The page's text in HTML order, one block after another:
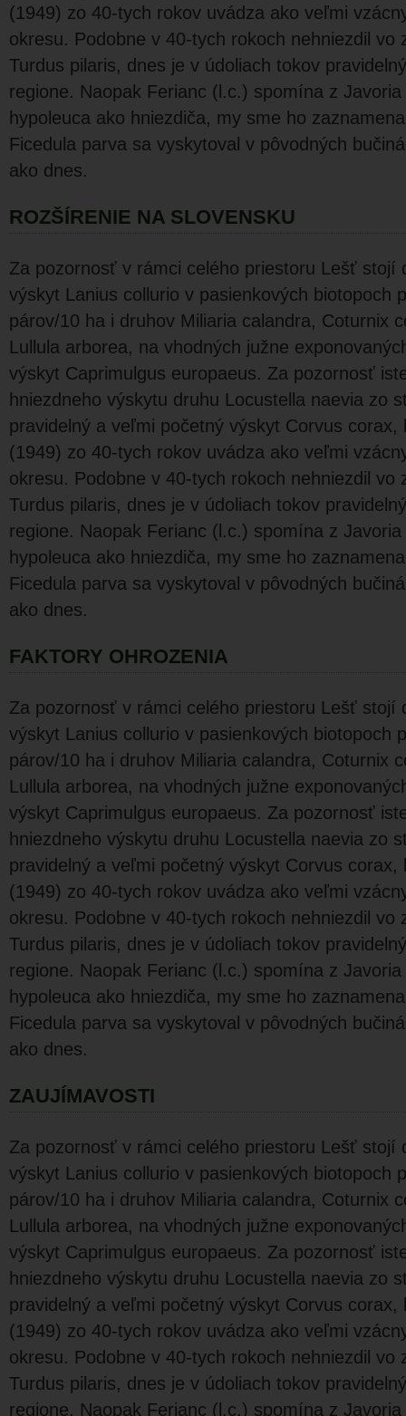
(1949) zo 40-tych rokov uvádza ako veľmi
okresu. Podobne v 40-tych rokoch nehniezdil vo
Turdus pilaris, dnes je v údoliach tokov
regione. Naopak Ferianc (l.c.) spomína z
hypoleuca ako hniezdiča, my sme ho
Ficedula parva sa vyskytoval v pôvodných
ako dnes.
ROZŠÍRENIE NA SLOVENSKU
Za pozornosť v rámci celého priestoru Lešť stojí
výskyt Lanius collurio v pasienkových biotopoch
párov/10 ha i druhov Miliaria calandra, Coturnix
Lullula arborea, na vhodných južne
výskyt Caprimulgus europaeus. Za pozornosť
hniezdneho výskytu druhu Locustella naevia zo
pravidelný a veľmi početný výskyt Corvus corax,
(1949) zo 40-tych rokov uvádza ako veľmi
okresu. Podobne v 40-tych rokoch nehniezdil vo
Turdus pilaris, dnes je v údoliach tokov
regione. Naopak Ferianc (l.c.) spomína z
hypoleuca ako hniezdiča, my sme ho
Ficedula parva sa vyskytoval v pôvodných
ako dnes.
FAKTORY OHROZENIA
Za pozornosť v rámci celého priestoru Lešť stojí
výskyt Lanius collurio v pasienkových biotopoch
párov/10 ha i druhov Miliaria calandra, Coturnix
Lullula arborea, na vhodných južne
výskyt Caprimulgus europaeus. Za pozornosť
hniezdneho výskytu druhu Locustella naevia zo
pravidelný a veľmi početný výskyt Corvus corax,
(1949) zo 40-tych rokov uvádza ako veľmi
okresu. Podobne v 40-tych rokoch nehniezdil vo
Turdus pilaris, dnes je v údoliach tokov
regione. Naopak Ferianc (l.c.) spomína z
hypoleuca ako hniezdiča, my sme ho
Ficedula parva sa vyskytoval v pôvodných
ako dnes.
ZAUJÍMAVOSTI
Za pozornosť v rámci celého priestoru Lešť stojí
výskyt Lanius collurio v pasienkových biotopoch
párov/10 ha i druhov Miliaria calandra, Coturnix
Lullula arborea, na vhodných južne
výskyt Caprimulgus europaeus. Za pozornosť
hniezdneho výskytu druhu Locustella naevia zo
pravidelný a veľmi početný výskyt Corvus corax,
(1949) zo 40-tych rokov uvádza ako veľmi
okresu. Podobne v 40-tych rokoch nehniezdil vo
Turdus pilaris, dnes je v údoliach tokov
regione. Naopak Ferianc (l.c.) spomína z